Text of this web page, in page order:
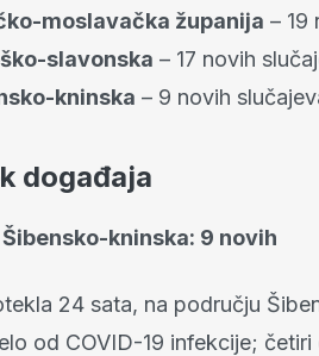
moslavačka županija – 19
slavonska – 17 novih
kninska – 9 novih
događaja
kninska: 9 novih
24 sata, na području
od COVID-19 infekcije;